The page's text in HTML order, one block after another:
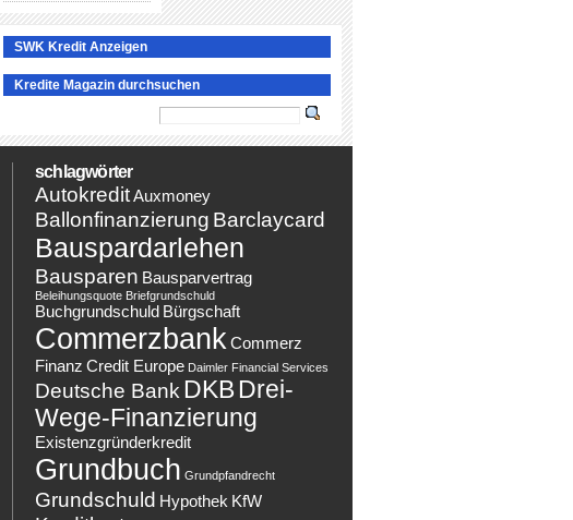
SWK Kredit Anzeigen
Kredite Magazin durchsuchen
schlagwörter
AutokreditAuxmoney
Ballonfinanzierung Barclaycard
Bauspardarlehen
Bausparen Bausparvertrag
Beleihungsquote Briefgrundschuld
Buchgrundschuld Bürgschaft
Commerzbank Commerz
Finanz Credit Europe Daimler Financial Services
Deutsche Bank DKB Drei-
Wege-Finanzierung
Existenzgründerkredit
Grundbuch Grundpfandrecht
Grundschuld Hypothek KfW